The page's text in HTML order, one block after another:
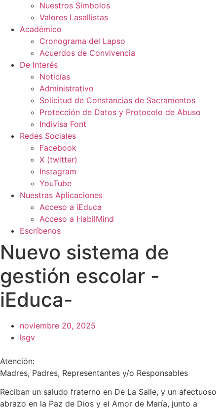
Nuestros Símbolos
Valores Lasallistas
Académico
Cronograma del Lapso
Acuerdos de Convivencia
De Interés
Noticias
Administrativo
Solicitud de Constancias de Sacramentos
Protección de Datos y Protocolo de Abuso
Indivisa Font
Redes Sociales
Facebook
X (twitter)
Instagram
YouTube
Nuestras Aplicaciones
Acceso a iEduca
Acceso a HabilMind
Escríbenos
Nuevo sistema de
gestión escolar -
iEduca-
noviembre 20, 2025
lsgv
Atención:
Madres, Padres, Representantes y/o Responsables
Reciban un saludo fraterno en De La Salle, y un afectuoso
abrazo en la Paz de Dios y el Amor de María, junto a